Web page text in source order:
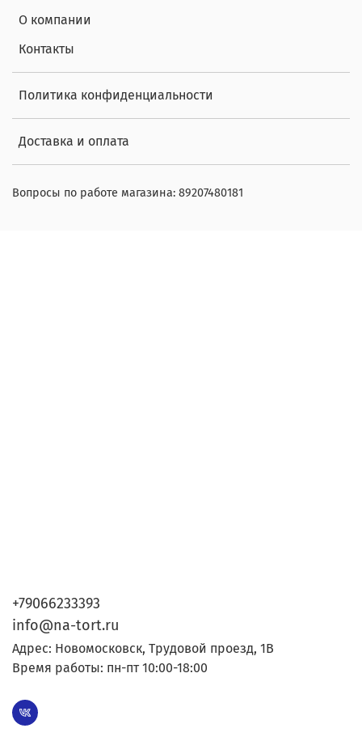
О компании
Контакты
Политика конфиденциальности
Доставка и оплата
Вопросы по работе магазина: 89207480181
+79066233393
info@na-tort.ru
Адрес: Новомосковск, Трудовой проезд, 1В
Время работы: пн-пт 10:00-18:00